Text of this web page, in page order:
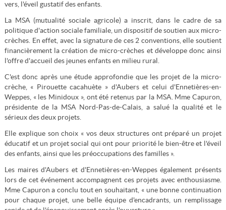
vers, l'éveil gustatif des enfants.
La MSA (mutualité sociale agricole) a inscrit, dans le cadre de sa
politique d'action sociale familiale, un dispositif de soutien aux micro-
crèches. En effet, avec la signature de ces 2 conventions, elle soutient
financièrement la création de micro-crèches et développe donc ainsi
l'offre d'accueil des jeunes enfants en milieu rural.
C'est donc après une étude approfondie que les projet de la micro-
crèche, « Pirouette cacahuète » d'Aubers et celui d'Ennetières-en-
Weppes, « les Minidoux », ont été retenus par la MSA. Mme Capuron,
présidente de la MSA Nord-Pas-de-Calais, a salué la qualité et le
sérieux des deux projets.
Elle explique son choix « vos deux structures ont préparé un projet
éducatif et un projet social qui ont pour priorité le bien-être et l'éveil
des enfants, ainsi que les préoccupations des familles ».
Les maires d'Aubers et d'Ennetières-en-Weppes également présents
lors de cet événement accompagnent ces projets avec enthousiasme.
Mme Capuron a conclu tout en souhaitant, « une bonne continuation
pour chaque projet, une belle équipe d'encadrants, un remplissage